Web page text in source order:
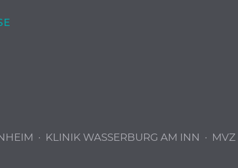
· KLINIK WASSERBURG AM INN · MVZ